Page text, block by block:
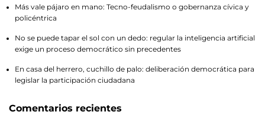
Más vale pájaro en mano: Tecno-feudalismo o gobernanza cívica y
policéntrica
No se puede tapar el sol con un dedo: regular la inteligencia artificial
exige un proceso democrático sin precedentes
En casa del herrero, cuchillo de palo: deliberación democrática para
legislar la participación ciudadana
Comentarios recientes